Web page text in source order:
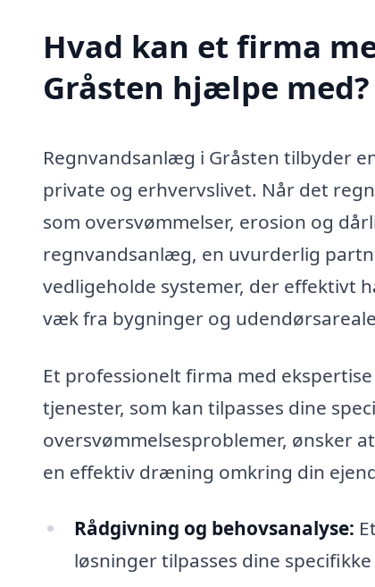
Hvad kan et firma
Gråsten hjælpe med?
Regnvandsanlæg i Gråsten tilbyder
private og erhvervslivet. Når det
som oversvømmelser, erosion og
regnvandsanlæg, en uvurderlig
vedligeholde systemer, der effektivt
væk fra bygninger og
Et professionelt firma med
tjenester, som kan tilpasses dine
oversvømmelsesproblemer, ønsker
en effektiv dræning omkring din
Rådgivning og behovsanalyse:
løsninger tilpasses dine